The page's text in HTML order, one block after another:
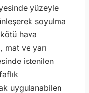
yüzeyle
soyulma
hava
mat ve yarı
istenilen
uygulanabilen